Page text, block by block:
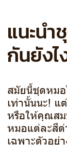
แนะน
กันยังไ
สมัยนี้ชุดหมอ
เท่านั้นนะ! แ
หรือให้คุณส
หมอแต่ละสีต่
เฉพาะตัวอย่